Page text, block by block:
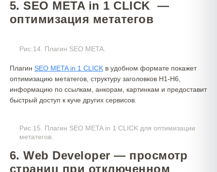
5. SEO META in 1 CLICK —
оптимизация метатегов
Рис.14. Плагин SEO META.
Плагин SEO META in 1 CLICK в удобном формате покажет
оптимизацию метатегов, структуру заголовков H1-H6,
информацию по ссылкам, анкорам, картинкам и предоставит
быстрый доступ к куче других сервисов.
Рис.15. Плагин SEO META in 1 CLICK для оптимизации
метатегов.
6. Web Developer — просмотр
страниц при отключенном